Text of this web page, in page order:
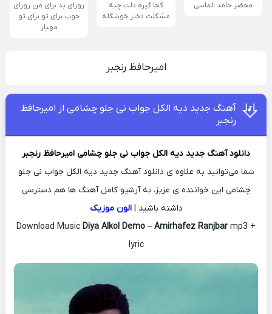
محضر حامد الماسی
کجا گیره دلت چیه
مشکلت دختر خوشگله
روزای بد برای من روزای
خوب برای تو برای تو
مهیار
امیرحافظ رنجبر
آهنگ جدید دیه الکل جواب نی جلو چشامی از امیرحافظ
رنجبر
دانلود آهنگ جدید دیه الکل جواب نی جلو چشامی امیرحافظ رنجبر
شما می‌توانید به علاوه ی دانلود آهنگ جدید دیه الکل جواب نی جلو
چشامی این خواننده ی عزیز، به آرشیو کامل آهنگ ها هم دسترسی
داشته باشید |الون موزیک
Download Music Diya Alkol Demo – Amirhafez Ranjbar mp3 +
lyric